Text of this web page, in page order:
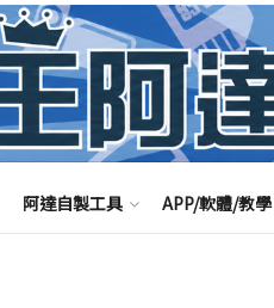
阿達自製工具 APP/軟體/教學